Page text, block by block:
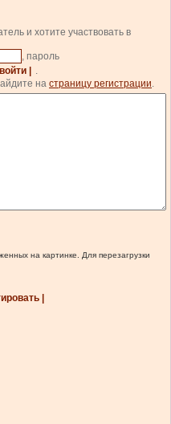
и хотите участвовать в
, пароль
| войти |
.
на страницу регистрации.
на картинке. Для перезагрузки
|